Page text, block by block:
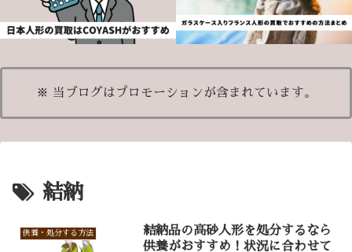
※ 当ブログはプロモーションが含まれています。
結納
供養・処分する方法
結納品の高砂人形を処分するなら
供養がおすすめ！状況に合わせて